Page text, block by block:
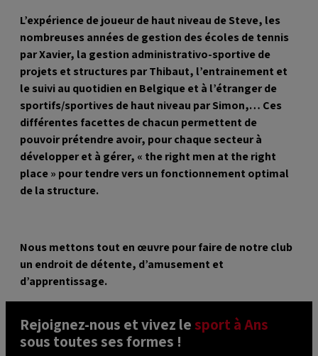
L’expérience de joueur de haut niveau de Steve, les
nombreuses années de gestion des écoles de tennis
par Xavier, la gestion administrativo-sportive de
projets et structures par Thibaut, l’entrainement et
le suivi au quotidien en Belgique et à l’étranger de
sportifs/sportives de haut niveau par Simon,… Ces
différentes facettes de chacun permettent de
pouvoir prétendre avoir, pour chaque secteur à
développer et à gérer, « the right men at the right
place» pour tendre vers un fonctionnement optimal
de la structure.
Nous mettons tout en œuvre pour faire de notre club
un endroit de détente, d’amusement et
d’apprentissage.
Rejoignez-nous et vivez le sport à Ans
sous toutes ses formes !